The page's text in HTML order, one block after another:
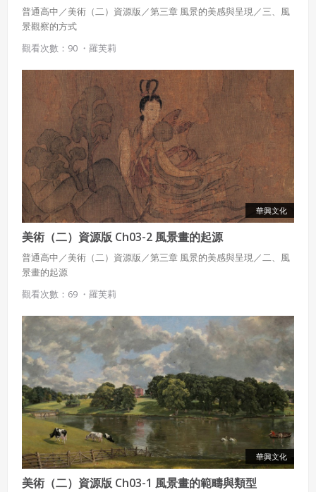
普通高中／美術（二）資源版／第三章 風景的美感與呈現／三、風
景觀察的方式
觀看次數：90 ・ 羅芙莉
華興文化
美術（二）資源版 Ch03-2 風景畫的起源
普通高中／美術（二）資源版／第三章 風景的美感與呈現／二、風
景畫的起源
觀看次數：69 ・ 羅芙莉
華興文化
美術（二）資源版 Ch03-1 風景畫的範疇與類型
還沒有註冊帳號嗎？點擊立刻註冊
想起密碼了嗎？點擊
已閱讀 使用條款 和 隱私政策
已經有註冊帳號了嗎？點擊 立刻登入
衍生著作：係指就授權內容改作之創作。
策。
違反前項約定者，本系統得終止會員資格。
三、著作權授權
會員得於本系統內使用授權內容，除經著作權人有標示採取
創用CC授權或其他授權者，會員不得重製、轉載、散布或類
似方法流通授權內容。
本系統防盜拷措施或類似措施，會員不得予以破解、破壞或
以其他方法規避。
會員使用本系統之費用，由吉寶系統公司定之並按月收取。
吉寶系統公司得不定期公告與調整費用。
四、會員授權
會員享有其創作之衍生著作的著作權，但會員同意吉寶系統
公司得於該著作權存續期間內無償使用，包括再授權之權
利。
本條約定不因本合約終止而失效。
五、聲明保證
會員聲明並保證會員於使用本系統時創作、上傳或張貼的著
作物，會員享有所有權或經合法授權。
如會員違反前項約定致吉寶系統公司遭追訴、請求或求償
者，吉寶系統公司應立即通知會員，必要時本系統得移除爭
議內容。會員應協助相關程序並負擔吉寶系統公司因此所生
支出（包括律師費用）、損害及損失。
我同意上述會員條款
同意上述條款，確定註冊